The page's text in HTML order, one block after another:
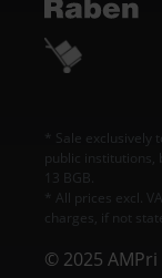
* Sale exclusively
public institutions,
13 BGB.
* All prices excl.
charges, if not
© 2025